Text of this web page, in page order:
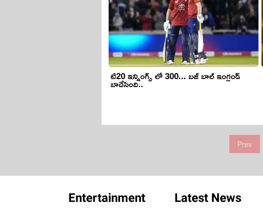
టి20 ఇన్నింగ్స్ లో 300... బ‌జ్ బాల్ ఇంగ్లండ్
బాదేసింది..
Prev
Entertainment Latest News